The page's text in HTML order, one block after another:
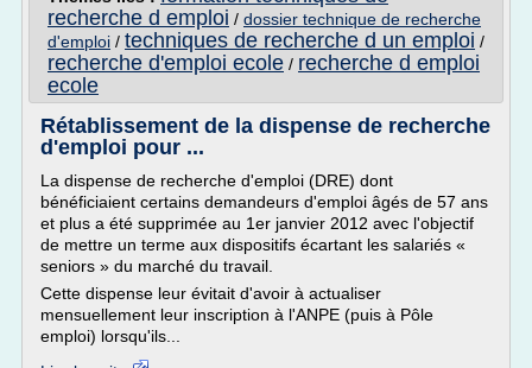
recherche d emploi / dossier technique de recherche
d'emploi / techniques de recherche d un emploi /
recherche d'emploi ecole / recherche d emploi
ecole
Rétablissement de la dispense de recherche
d'emploi pour ...
La dispense de recherche d'emploi (DRE) dont
bénéficiaient certains demandeurs d'emploi âgés de 57 ans
et plus a été supprimée au 1er janvier 2012 avec l'objectif
de mettre un terme aux dispositifs écartant les salariés «
seniors » du marché du travail.
Cette dispense leur évitait d'avoir à actualiser
mensuellement leur inscription à l'ANPE (puis à Pôle
emploi) lorsqu'ils...